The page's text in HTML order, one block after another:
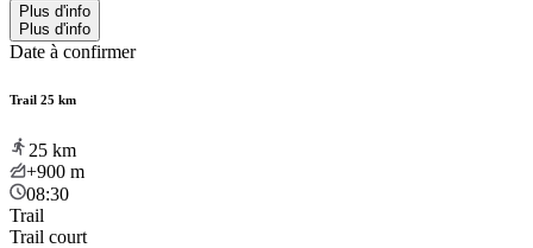
Plus d'info
Plus d'info
Date à confirmer
Trail 25 km
25 km
+900 m
08:30
Trail
Trail court